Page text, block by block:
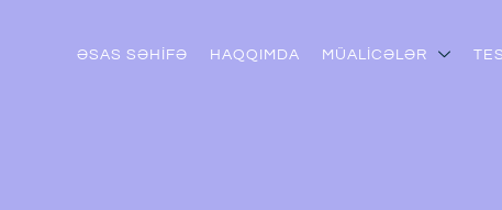
ƏSAS SƏHİFƏ HAQQIMDA MÜALİCƏLƏR